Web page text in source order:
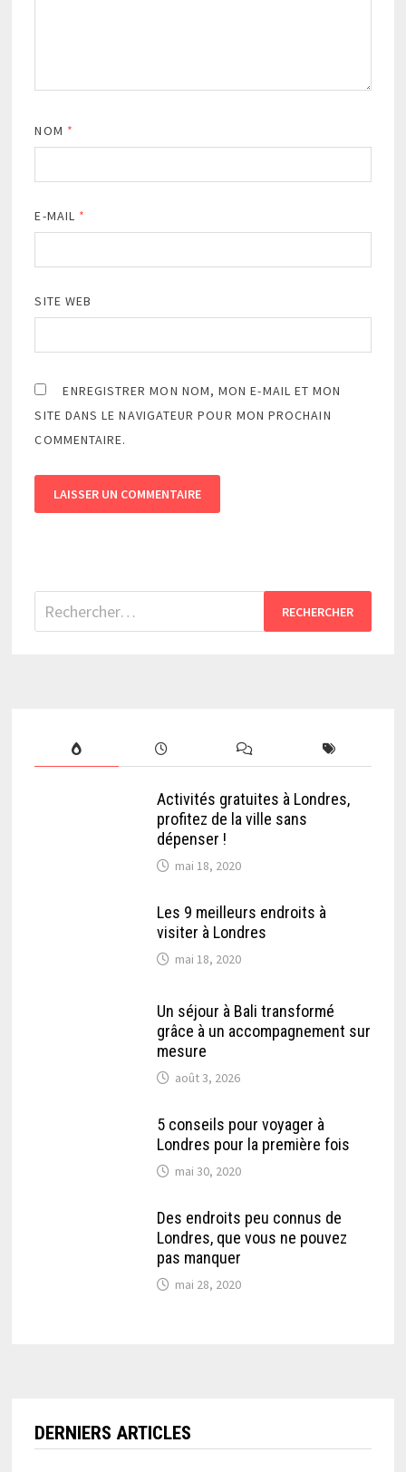
NOM *
E-MAIL *
SITE WEB
ENREGISTRER MON NOM, MON E-MAIL ET MON
SITE DANS LE NAVIGATEUR POUR MON PROCHAIN
COMMENTAIRE.
Rechercher :
Activités gratuites à Londres,
profitez de la ville sans
dépenser !
mai 18, 2020
Les 9 meilleurs endroits à
visiter à Londres
mai 18, 2020
Un séjour à Bali transformé
grâce à un accompagnement sur
mesure
août 3, 2026
5 conseils pour voyager à
Londres pour la première fois
mai 30, 2020
Des endroits peu connus de
Londres, que vous ne pouvez
pas manquer
mai 28, 2020
DERNIERS ARTICLES